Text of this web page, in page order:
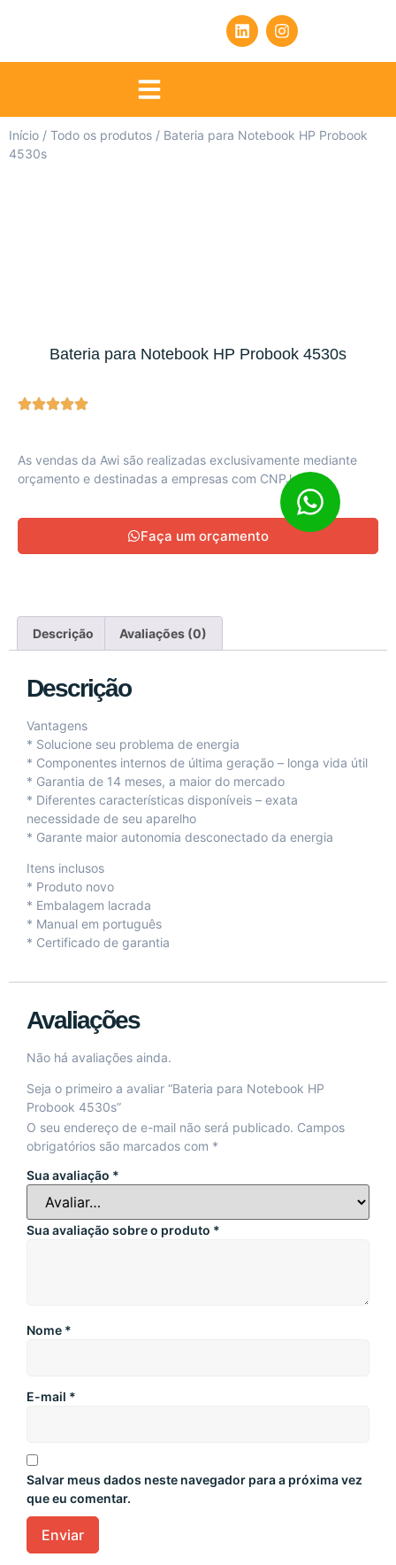
Início / Todo os produtos / Bateria para Notebook HP Probook
4530s
Bateria para Notebook HP Probook 4530s
As vendas da Awi são realizadas exclusivamente mediante
orçamento e destinadas a empresas com CNPJ ativo
Faça um orçamento
Descrição Avaliações (0)
Descrição
Vantagens
* Solucione seu problema de energia
* Componentes internos de última geração – longa vida útil
* Garantia de 14 meses, a maior do mercado
* Diferentes características disponíveis – exata
necessidade de seu aparelho
* Garante maior autonomia desconectado da energia
Itens inclusos
* Produto novo
* Embalagem lacrada
* Manual em português
* Certificado de garantia
Avaliações
Não há avaliações ainda.
Seja o primeiro a avaliar “Bateria para Notebook HP
Probook 4530s”
O seu endereço de e-mail não será publicado. Campos
obrigatórios são marcados com *
Sua avaliação *
Sua avaliação sobre o produto *
Nome *
E-mail *
Salvar meus dados neste navegador para a próxima vez
que eu comentar.